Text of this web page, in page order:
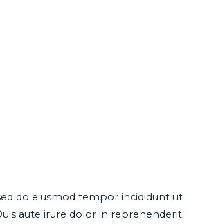
do eiusmod tempor incididunt ut
aute irure dolor in reprehenderit